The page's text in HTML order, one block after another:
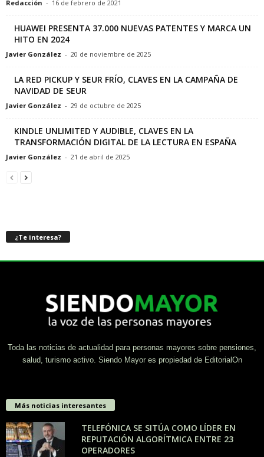
Redacción - 16 de febrero de 2021
HUAWEI PRESENTA 37.000 NUEVAS PATENTES Y MARCA UN
HITO EN 2024
Javier González - 20 de noviembre de 2025
LA RED PICKUP Y SEUR FRÍO, CLAVES EN LA CAMPAÑA DE
NAVIDAD DE SEUR
Javier González - 29 de octubre de 2025
KINDLE UNLIMITED Y AUDIBLE, CLAVES EN LA
TRANSFORMACIÓN DIGITAL DE LA LECTURA EN ESPAÑA
Javier González - 21 de abril de 2025
¿Te interesa?
Toda las noticias de actualidad para personas mayores sobre pensiones,
salud, turismo activo. Siendo Mayor es propiedad de EditorialOn
Más noticias interesantes
TELEFÓNICA SE SITÚA COMO LÍDER EN
REPUTACIÓN ALGORÍTMICA ENTRE 23
OPERADORES